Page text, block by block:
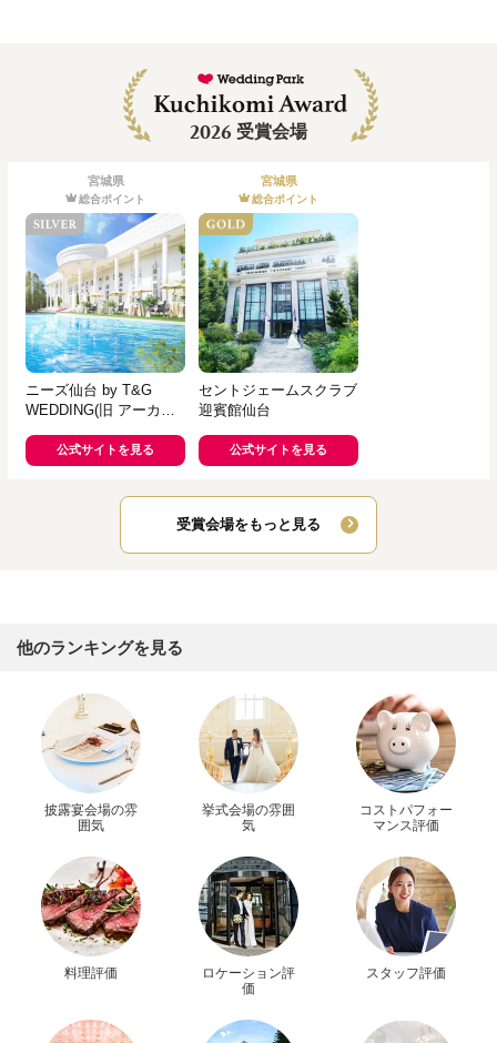
2026 受賞会場
宮城県
総合ポイント
ニーズ仙台 by T&G
WEDDING(旧 アーカン
公式サイトを見る
宮城県
総合ポイント
セントジェームスクラブ
迎賓館仙台
公式サイトを見る
受賞会場をもっと見る
他のランキングを見る
披露宴会場の雰
囲気
挙式会場の雰囲
気
コストパフォー
マンス評価
料理評価
ロケーション評
価
スタッフ評価